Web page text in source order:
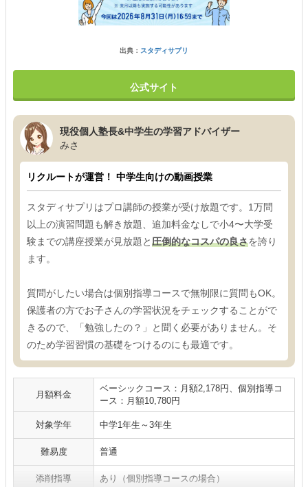
出典： スタディサプリ
公式サイト
現役個人塾長&中学生の学習アドバイザー
みさ
リクルートが運営！ 中学生向けの動画授業
スタディサプリはプロ講師の授業が受け放題です。1万問
以上の演習問題も解き放題、追加料金なしで小4〜大学受
験までの講座授業が見放題と圧倒的なコスパの良さを誇り
ます。
質問がしたい場合は個別指導コースで無制限に質問もOK。
保護者の方でお子さんの学習状況をチェックすることがで
きるので、「勉強したの？」と聞く必要がありません。そ
のため学習習慣の基礎をつけるのにも最適です。
月額料金
ベーシックコース：月額2,178円、個別指導コ
ース：月額10,780円
対象学年 中学1年生～3年生
難易度 普通
添削指導 あり（個別指導コースの場合）